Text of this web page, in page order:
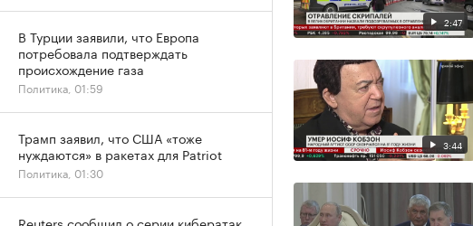
2:47
3:44
В Турции заявили, что Европа
потребовала подтверждать
происхождение газа
Политика, 01:59
Трамп заявил, что США «тоже
нуждаются» в ракетах для Patriot
Политика, 01:30